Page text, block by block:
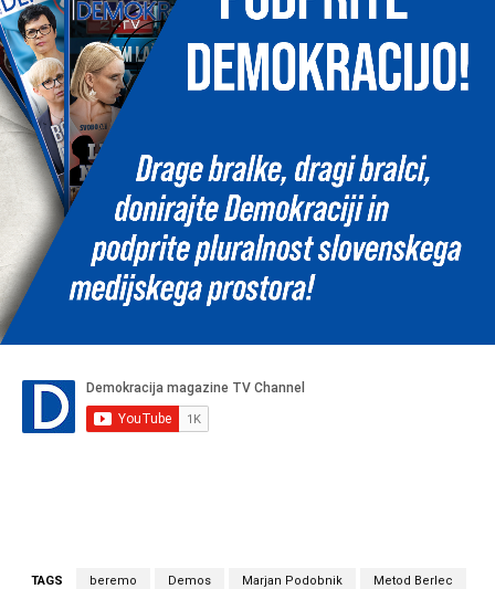
TAGS beremo Demos Marjan Podobnik Metod Berlec